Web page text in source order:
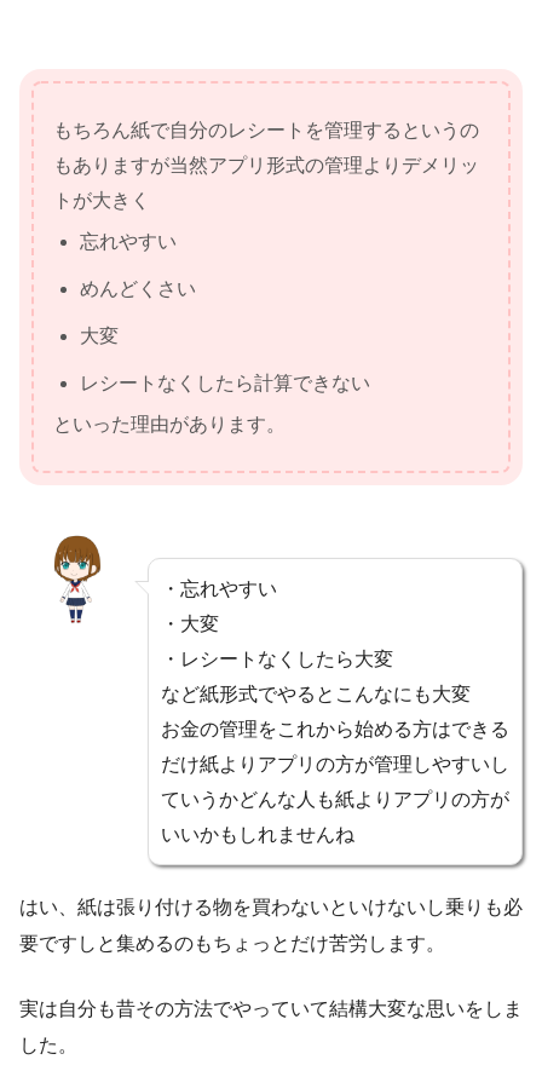
もちろん紙で自分のレシートを管理するというの
もありますが当然アプリ形式の管理よりデメリッ
トが大きく
忘れやすい
めんどくさい
大変
レシートなくしたら計算できない
といった理由があります。
・忘れやすい
・大変
・レシートなくしたら大変
など紙形式でやるとこんなにも大変
お金の管理をこれから始める方はできる
だけ紙よりアプリの方が管理しやすいし
ていうかどんな人も紙よりアプリの方が
いいかもしれませんね
はい、紙は張り付ける物を買わないといけないし乗りも必
要ですしと集めるのもちょっとだけ苦労します。
実は自分も昔その方法でやっていて結構大変な思いをしま
した。